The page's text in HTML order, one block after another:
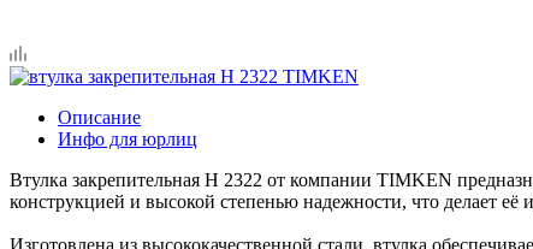
Описание
Инфо для юрлиц
Втулка закрепительная H 2322 от компании TIMKEN
конструкцией и высокой степенью надежности, что делает
Изготовлена из высококачественной стали, втулка